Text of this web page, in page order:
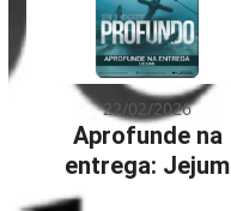
22/02/2026
Aprofunde na
entrega: Jejum